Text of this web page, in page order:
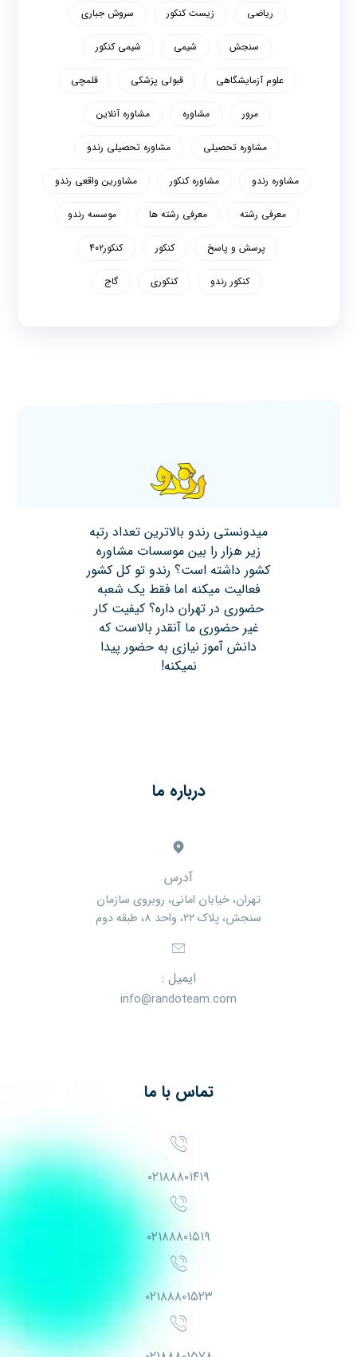
ریاضی زیست کنکور سروش جباری
سنجش شیمی شیمی کنکور
علوم آزمایشگاهی قبولی پزشکی قلمچی
مرور مشاوره مشاوره آنلاین
مشاوره تحصیلی مشاوره تحصیلی رندو
مشاوره رندو مشاوره کنکور مشاورین واقعی رندو
معرفی رشته معرفی رشته ها موسسه رندو
پرسش و پاسخ کنکور کنکور۴۰۲
کنکور رندو کنکوری گاج
میدونستی رندو بالاترین تعداد رتبه
زیر هزار را بین موسسات مشاوره
کشور داشته است؟ رندو تو کل کشور
فعالیت میکنه اما فقط یک شعبه
حضوری در تهران داره؟ کیفیت کار
غیر حضوری ما آنقدر بالاست که
دانش آموز نیازی به حضور پیدا
نمیکنه!
درباره ما
آدرس
تهران، خیابان امانی، روبروی سازمان
سنجش، پلاک ۲۲، واحد ۸، طبقه دوم
ایمیل :
info@randoteam.com
تماس با ما
۰۲۱۸۸۸۰۱۴۱۹
۰۲۱۸۸۸۰۱۵۱۹
۰۲۱۸۸۸۰۱۵۲۳